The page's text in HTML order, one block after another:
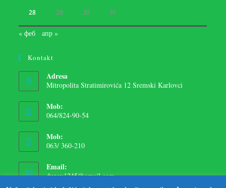
28 29 30 31
« феб апр »
Kontakt
Adresa
Mitropolita Stratimirovića 12 Sremski Karlovci
Mob:
064/824-90-54
Mob:
063/ 360-210
Email:
dunav1245@gmail.com